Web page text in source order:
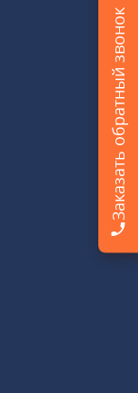
Заказать обратный звонок